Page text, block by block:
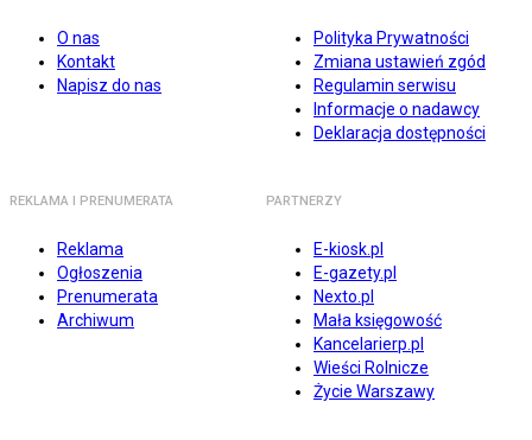
O nas
Kontakt
Napisz do nas
Polityka Prywatności
Zmiana ustawień zgód
Regulamin serwisu
Informacje o nadawcy
Deklaracja dostępności
REKLAMA I PRENUMERATA
Reklama
Ogłoszenia
Prenumerata
Archiwum
PARTNERZY
E-kiosk.pl
E-gazety.pl
Nexto.pl
Mała księgowość
Kancelarierp.pl
Wieści Rolnicze
Życie Warszawy